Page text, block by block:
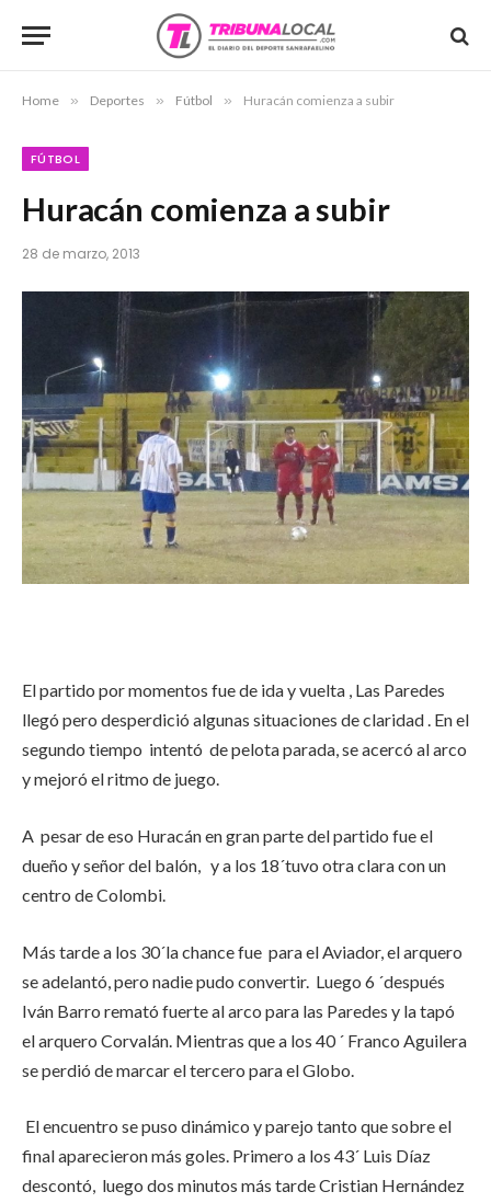
Home » Deportes » Fútbol » Huracán comienza a subir
FÚTBOL
Huracán comienza a subir
28 de marzo, 2013
El partido por momentos fue de ida y vuelta , Las Paredes
llegó pero desperdició algunas situaciones de claridad . En el
segundo tiempo intentó de pelota parada, se acercó al arco
y mejoró el ritmo de juego.
A pesar de eso Huracán en gran parte del partido fue el
dueño y señor del balón, y a los 18´tuvo otra clara con un
centro de Colombi.
Más tarde a los 30´la chance fue para el Aviador, el arquero
se adelantó, pero nadie pudo convertir. Luego 6 ´después
Iván Barro remató fuerte al arco para las Paredes y la tapó
el arquero Corvalán. Mientras que a los 40 ´ Franco Aguilera
se perdió de marcar el tercero para el Globo.
El encuentro se puso dinámico y parejo tanto que sobre el
final aparecieron más goles. Primero a los 43´ Luis Díaz
descontó, luego dos minutos más tarde Cristian Hernández